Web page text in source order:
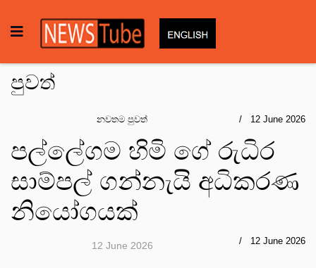
පුවත්
නවතම පුවත් 12 June 2026
පල්ලේගම හිමි ගේ රුධිර
සාම්පල් ගන්නැයි අධිකරණ
නියෝගයක්
12 June 2026 12 June 2026